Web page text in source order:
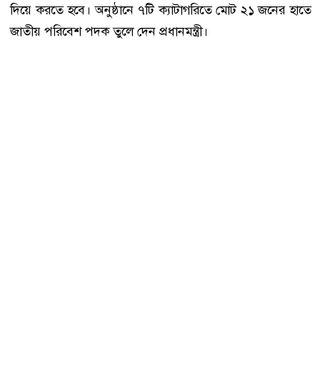
দিয়ে করতে হবে। অনুষ্ঠানে ৭টি ক্যাটাগরিতে মোট ২১ জনের হাতে
জাতীয় পরিবেশ পদক তুলে দেন প্রধানমন্ত্রী।